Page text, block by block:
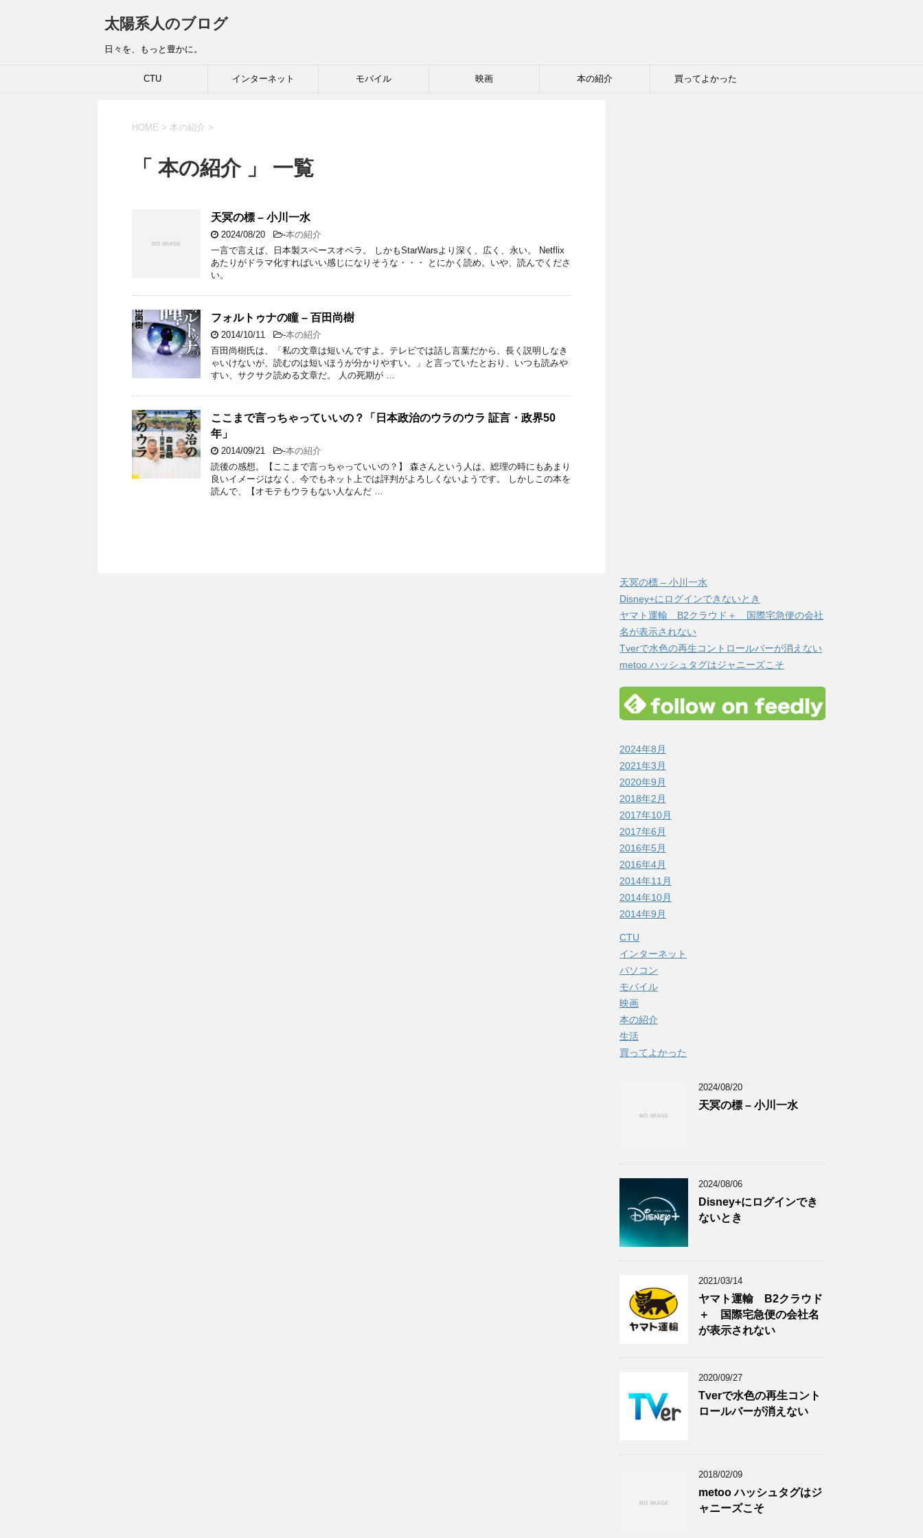
太陽系人のブログ
日々を、もっと豊かに。
CTU インターネット モバイル 映画 本の紹介 買ってよかった
HOME > 本の紹介 >
「 本の紹介 」 一覧
天冥の標 – 小川一水
2024/08/20 -本の紹介
一言で言えば、日本製スペースオペラ。 しかもStarWarsより深く、広く、永い。 Netflix
あたりがドラマ化すればいい感じになりそうな・・・ とにかく読め。いや、読んでくださ
い。
フォルトゥナの瞳 – 百田尚樹
2014/10/11 -本の紹介
百田尚樹氏は、「私の文章は短いんですよ。テレビでは話し言葉だから、長く説明しなき
ゃいけないが、読むのは短いほうが分かりやすい。」と言っていたとおり、いつも読みや
すい、サクサク読める文章だ。 人の死期が …
ここまで言っちゃっていいの？「日本政治のウラのウラ 証言・政界50
年」
2014/09/21 -本の紹介
読後の感想。【ここまで言っちゃっていいの？】 森さんという人は、総理の時にもあまり
良いイメージはなく、今でもネット上では評判がよろしくないようです。 しかしこの本を
読んで、【オモテもウラもない人なんだ …
天冥の標 – 小川一水
Disney+にログインできないとき
ヤマト運輸 B2クラウド＋ 国際宅急便の会社
名が表示されない
Tverで水色の再生コントロールバーが消えない
metoo ハッシュタグはジャニーズこそ
2024年8月
2021年3月
2020年9月
2018年2月
2017年10月
2017年6月
2016年5月
2016年4月
2014年11月
2014年10月
2014年9月
CTU
インターネット
パソコン
モバイル
映画
本の紹介
生活
買ってよかった
2024/08/20
天冥の標 – 小川一水
2024/08/06
Disney+にログインでき
ないとき
2021/03/14
ヤマト運輸 B2クラウド
＋ 国際宅急便の会社名
が表示されない
2020/09/27
Tverで水色の再生コント
ロールバーが消えない
2018/02/09
metoo ハッシュタグはジ
ャニーズこそ